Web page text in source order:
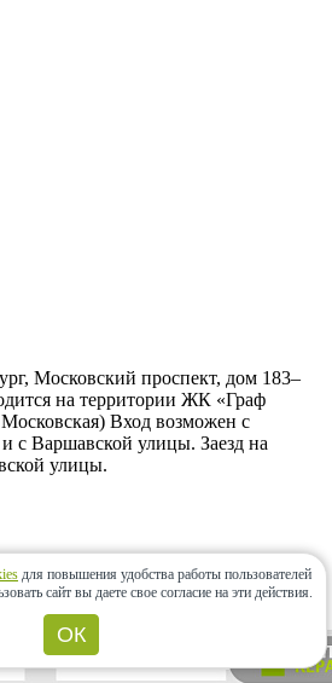
Московский проспект, дом 183–
на территории ЖК «Граф
Вход возможен с
с Варшавской улицы. Заезд на
улицы.
с 10.00 до 20.00
для повышения удобства работы пользователей
сайт вы даете свое согласие на эти действия.
ОК